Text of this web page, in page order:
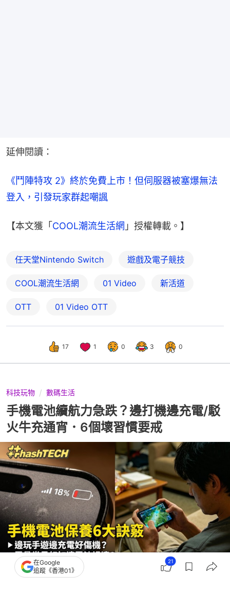
延伸閱讀：
《鬥陣特攻 2》終於免費上市！但伺服器被塞爆無法
登入，引發玩家群起嘲諷
【本文獲「COOL潮流生活網 」授權轉載。】
任天堂Nintendo Switch 遊戲及電子競技
COOL潮流生活網 01 Video 新活道
OTT 01‌ ‌Video‌ ‌OTT
17 1 0 3 0
科技玩物 數碼生活
手機電池續航力急跌？邊打機邊充電/駁
火牛充通宵．6個壞習慣要戒
撰文：鍾世傑
在Google
追蹤《香港01》
21